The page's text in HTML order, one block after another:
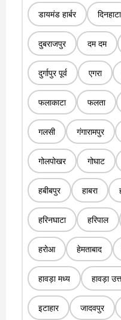
डायमंड हार्बर दिनहाटा
दुबराजपुर दम दम
दुर्गापुर पूर्व एगरा
फलाकाटा फलता
गलसी गंगारामपुर
गोलपोखर गोघाट
हबीबपुर हाबरा
हरिनघाटा हरिपाल
हरोआ हेमताबाद
हावड़ा मध्य हावड़ा
इटाहार जादवपुर